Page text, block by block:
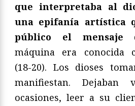
que interpretaba al
una epifanía artística
público el mensaje
máquina era conocida
(18-20). Los dioses
manifiestan.
ocasiones, leer a su